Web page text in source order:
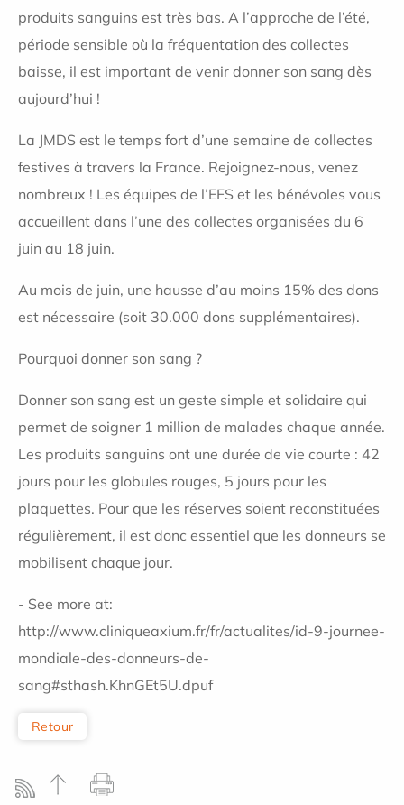
produits sanguins est très bas. A l’approche de l’été,
période sensible où la fréquentation des collectes
baisse, il est important de venir donner son sang dès
aujourd’hui !
La JMDS est le temps fort d’une semaine de collectes
festives à travers la France. Rejoignez-nous, venez
nombreux ! Les équipes de l’EFS et les bénévoles vous
accueillent dans l’une des collectes organisées du 6
juin au 18 juin.
Au mois de juin, une hausse d’au moins 15% des dons
est nécessaire (soit 30.000 dons supplémentaires).
Pourquoi donner son sang ?
Donner son sang est un geste simple et solidaire qui
permet de soigner 1 million de malades chaque année.
Les produits sanguins ont une durée de vie courte : 42
jours pour les globules rouges, 5 jours pour les
plaquettes. Pour que les réserves soient reconstituées
régulièrement, il est donc essentiel que les donneurs se
mobilisent chaque jour.
- See more at:
http://www.cliniqueaxium.fr/fr/actualites/id-9-journee-
mondiale-des-donneurs-de-
sang#sthash.KhnGEt5U.dpuf
Retour